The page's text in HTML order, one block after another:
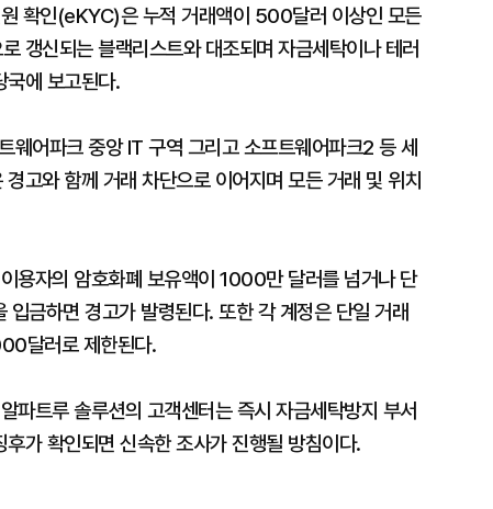
확인(eKYC)은 누적 거래액이 500달러 이상인 모든
갱신되는 블랙리스트와 대조되며 자금세탁이나 테러
국에 보고된다.
웨어파크 중앙 IT 구역 그리고 소프트웨어파크2 등 세
고와 함께 거래 차단으로 이어지며 모든 거래 및 위치
용자의 암호화폐 보유액이 1000만 달러를 넘거나 단
금하면 경고가 발령된다. 또한 각 계정은 단일 거래
달러로 제한된다.
파트루 솔루션의 고객센터는 즉시 자금세탁방지 부서
가 확인되면 신속한 조사가 진행될 방침이다.